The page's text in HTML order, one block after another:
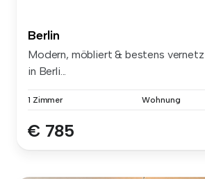
Berlin
Modern, möbliert & bestens
in Berli...
1 Zimmer Wohnung
€ 785